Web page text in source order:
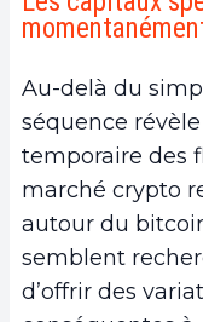
Au-delà du
séquence
temporaire des
marché crypto
autour du
semblent
d’offrir des